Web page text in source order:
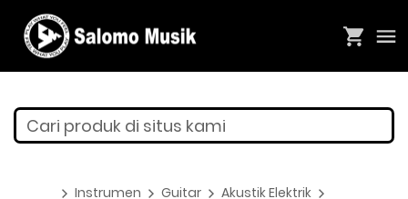
Cari produk di situs kami
Instrumen Guitar Akustik Elektrik